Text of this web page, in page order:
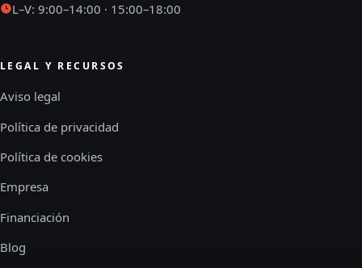
L–V: 9:00–14:00 · 15:00–18:00
LEGAL Y RECURSOS
Aviso legal
Política de privacidad
Política de cookies
Empresa
Financiación
Blog